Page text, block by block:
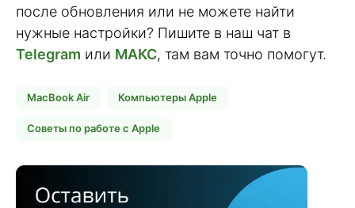
после обновления или не можете найти
нужные настройки? Пишите в наш чат в
Telegram или МАКС, там вам точно помогут.
MacBook Air Компьютеры Apple
Советы по работе с Apple